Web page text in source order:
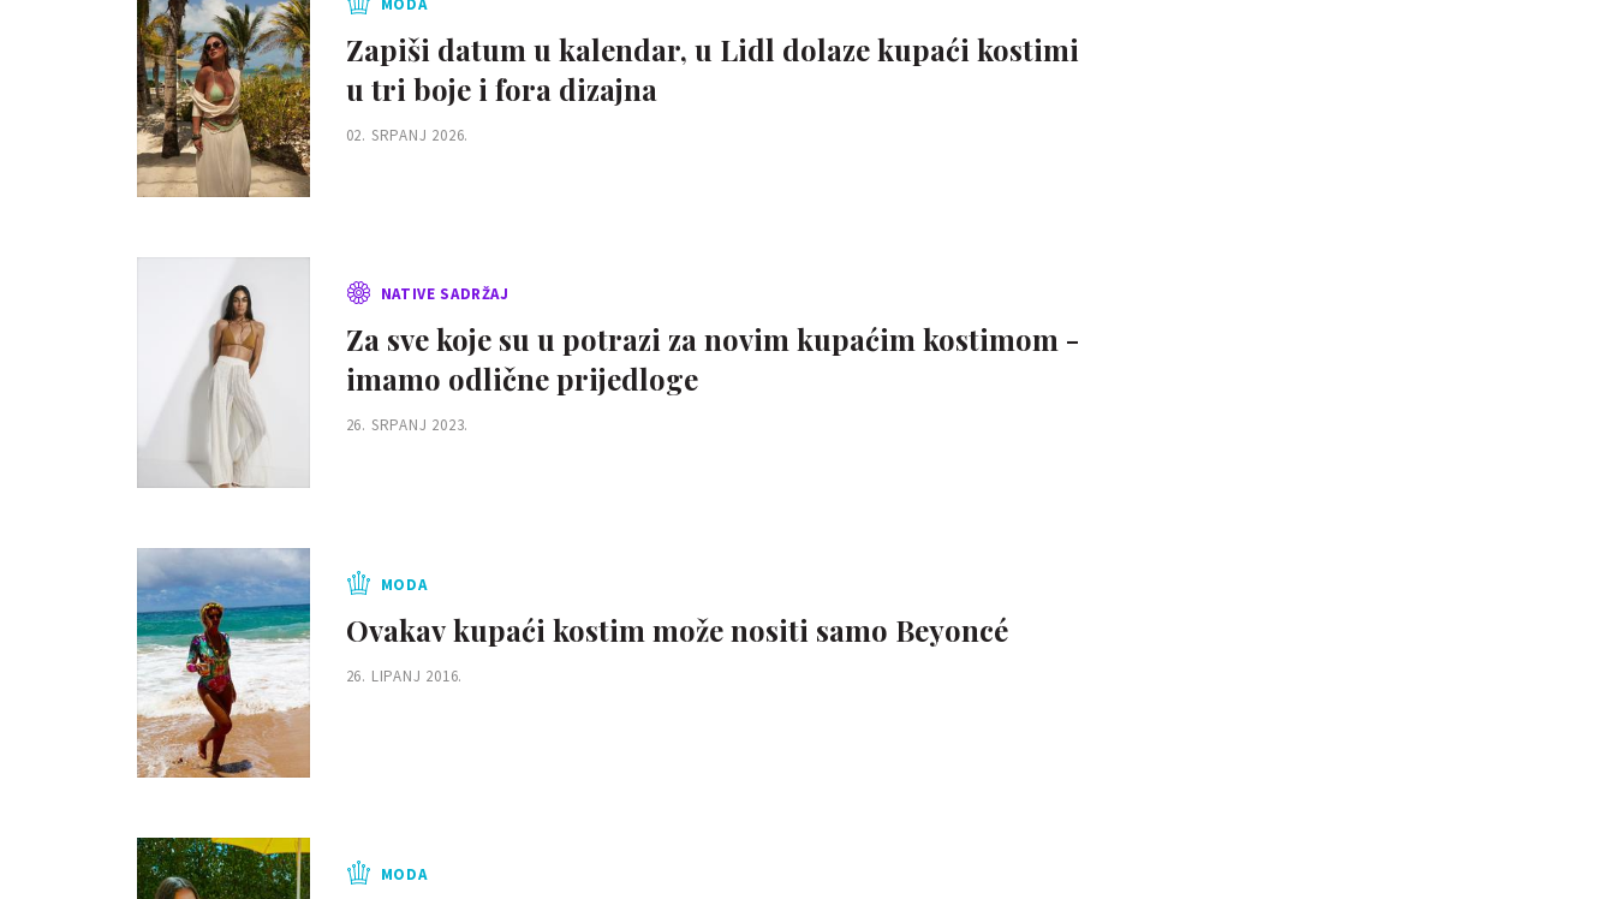
Zapiši datum u kalendar, u Lidl dolaze kupaći kostimi
u tri boje i fora dizajna
02. SRPANJ 2026.
NATIVE SADRŽAJ
Za sve koje su u potrazi za novim kupaćim kostimom -
imamo odlične prijedloge
26. SRPANJ 2023.
MODA
Ovakav kupaći kostim može nositi samo Beyoncé
26. LIPANJ 2016.
MODA